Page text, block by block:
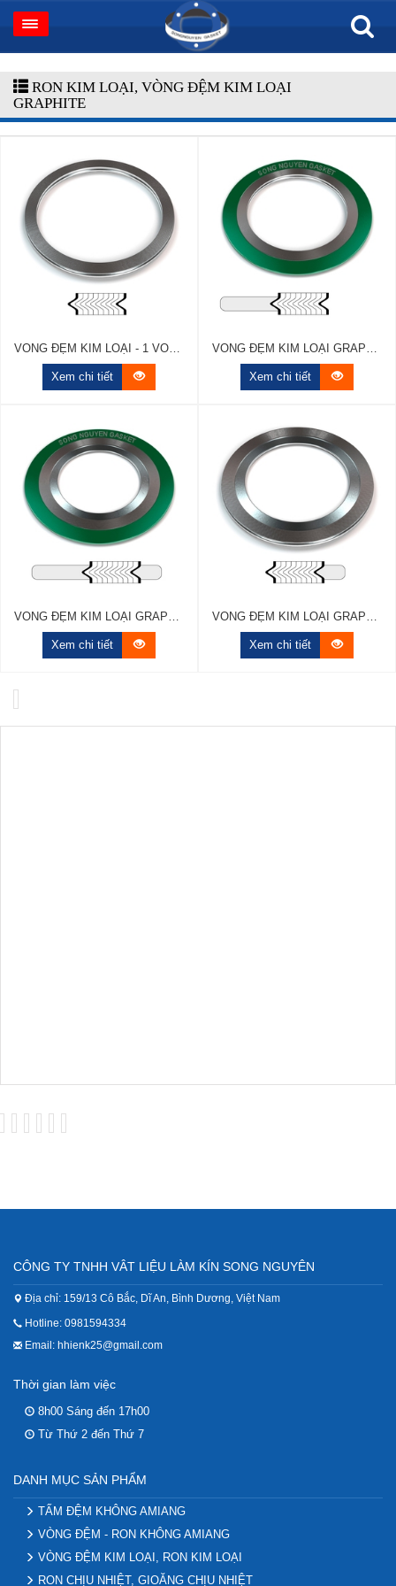
RON KIM LOẠI, VÒNG ĐỆM KIM LOẠI
GRAPHITE
VÒNG ĐỆM KIM LOẠI - 1 VÒNG GRAPHITE
Xem chi tiết
VÒNG ĐỆM KIM LOẠI GRAPHITE - 1 VÀNH NGOÀI
Xem chi tiết
VÒNG ĐỆM KIM LOẠI GRAPHITE - 1 VÀNH NGOÀI, 1 VÀNH TRONG
Xem chi tiết
VÒNG ĐỆM KIM LOẠI GRAPHITE - 1 VÀNH TRONG
Xem chi tiết
CÔNG TY TNHH VÂT LIỆU LÀM KÍN SONG NGUYÊN
Địa chỉ: 159/13 Cô Bắc, Dĩ An, Bình Dương, Việt Nam
Hotline: 0981594334
Email: hhienk25@gmail.com
Thời gian làm việc
8h00 Sáng đến 17h00
Từ Thứ 2 đến Thứ 7
DANH MỤC SẢN PHẨM
TẤM ĐỆM KHÔNG AMIANG
VÒNG ĐỆM - RON KHÔNG AMIANG
VÒNG ĐỆM KIM LOẠI, RON KIM LOẠI
RON CHỊU NHIỆT, GIOĂNG CHỊU NHIỆT